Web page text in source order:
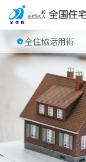
全住協活用術